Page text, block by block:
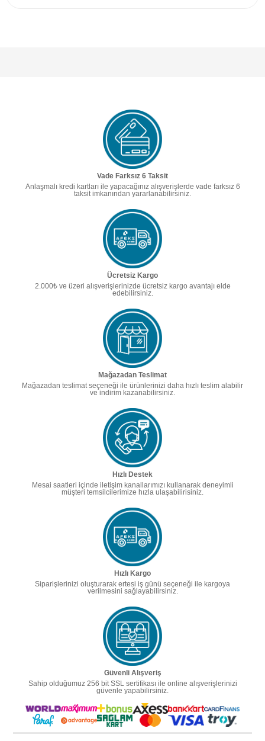
Vade Farksız 6 Taksit
Anlaşmalı kredi kartları ile yapacağınız alışverişlerde vade farksız 6
taksit imkanından yararlanabilirsiniz.
Ücretsiz Kargo
2.000₺ ve üzeri alışverişlerinizde ücretsiz kargo avantajı elde
edebilirsiniz.
Mağazadan Teslimat
Mağazadan teslimat seçeneği ile ürünlerinizi daha hızlı teslim alabilir
ve indirim kazanabilirsiniz.
Hızlı Destek
Mesai saatleri içinde iletişim kanallarımızı kullanarak deneyimli
müşteri temsilcilerimize hızla ulaşabilirisiniz.
Hızlı Kargo
Siparişlerinizi oluşturarak ertesi iş günü seçeneği ile kargoya
verilmesini sağlayabilirsiniz.
Güvenli Alışveriş
Sahip olduğumuz 256 bit SSL sertifikası ile online alışverişlerinizi
güvenle yapabilirsiniz.